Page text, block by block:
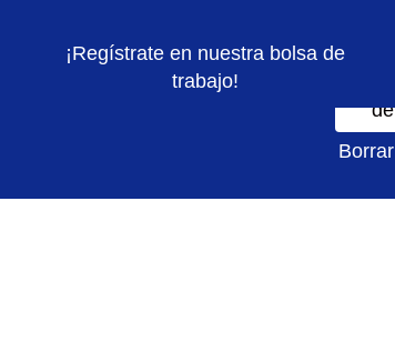
¡Regístrate en nuestra bolsa de
trabajo!
Borrar